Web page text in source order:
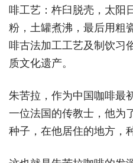
啡工艺：杵臼脱壳，太阳
粉，土罐煮沸，最后用粗
啡古法加工工艺及制饮习
质文化遗产。
朱苦拉，作为中国咖啡最
一位法国的传教士，他为
种子，在他居住的地方，